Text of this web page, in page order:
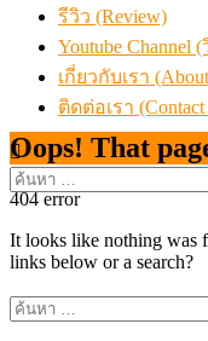
รีวิว (Review)
Youtube Channel
เกี่ยวกับเรา
ติดต่อเรา
ค้นหา
สำหรับ:
Oops! That
404error
It looks like nothing was
links below or a search?
ค้นหา